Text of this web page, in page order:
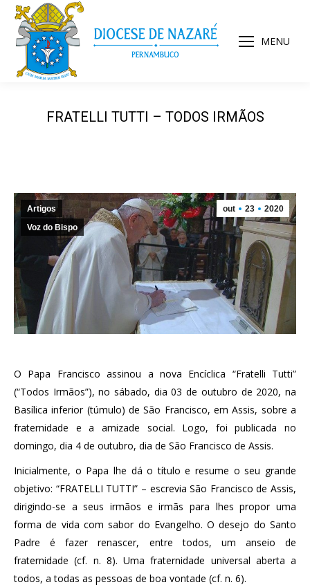
MENU
FRATELLI TUTTI – TODOS IRMÃOS
out 23 2020
Artigos
Voz do Bispo
O Papa Francisco assinou a nova Encíclica “Fratelli Tutti”
(“Todos Irmãos”), no sábado, dia 03 de outubro de 2020, na
Basílica inferior (túmulo) de São Francisco, em Assis, sobre a
fraternidade e a amizade social. Logo, foi publicada no
domingo, dia 4 de outubro, dia de São Francisco de Assis.
Inicialmente, o Papa lhe dá o título e resume o seu grande
objetivo: “FRATELLI TUTTI” – escrevia São Francisco de Assis,
dirigindo-se a seus irmãos e irmãs para lhes propor uma
forma de vida com sabor do Evangelho. O desejo do Santo
Padre é fazer renascer, entre todos, um anseio de
fraternidade (cf. n. 8). Uma fraternidade universal aberta a
todos, a todas as pessoas de boa vontade (cf. n. 6).